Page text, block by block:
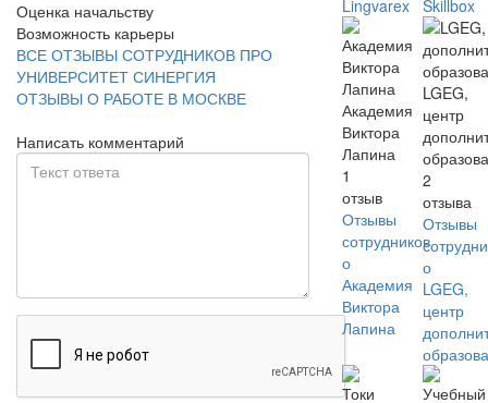
Оценка начальству
Возможность карьеры
ВСЕ ОТЗЫВЫ СОТРУДНИКОВ ПРО
УНИВЕРСИТЕТ СИНЕРГИЯ
ОТЗЫВЫ О РАБОТЕ В МОСКВЕ
Написать комментарий
Lingvarex
Skillbox
Академия
Виктора
Лапина
1
отзыв
Отзывы
сотрудников
о
Академия
Виктора
Лапина
LGEG,
центр
2
отзыва
Отзывы
о
LGEG,
центр